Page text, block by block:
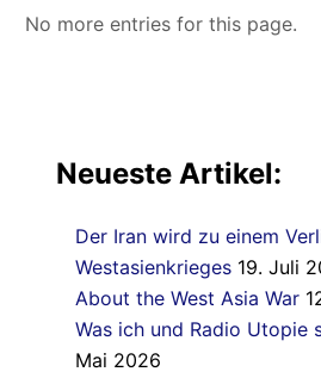
No more entries for this page.
Neueste Artikel:
Der Iran wird zu einem
Westasienkrieges 19. Juli
About the West Asia War
Was ich und Radio Utopie
Mai 2026